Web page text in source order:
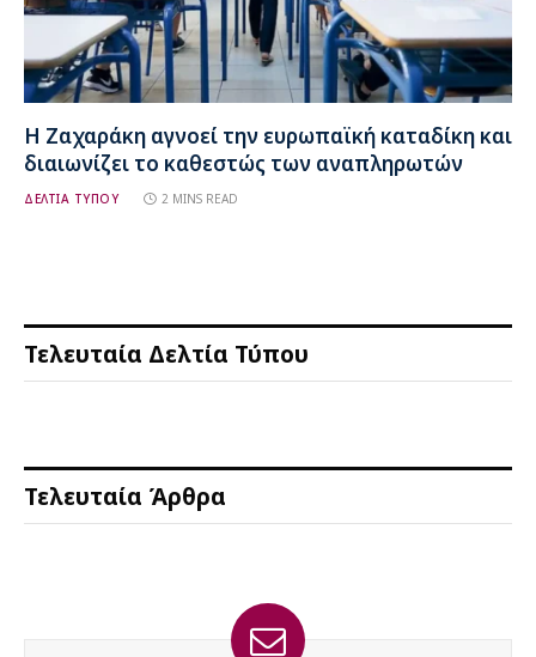
Η Ζαχαράκη αγνοεί την ευρωπαϊκή καταδίκη και
διαιωνίζει το καθεστώς των αναπληρωτών
ΔΕΛΤΙΑ ΤΥΠΟΥ 2 MINS READ
Τελευταία Δελτία Τύπου
Τελευταία Άρθρα